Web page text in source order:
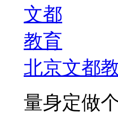
北京文都
量身定做